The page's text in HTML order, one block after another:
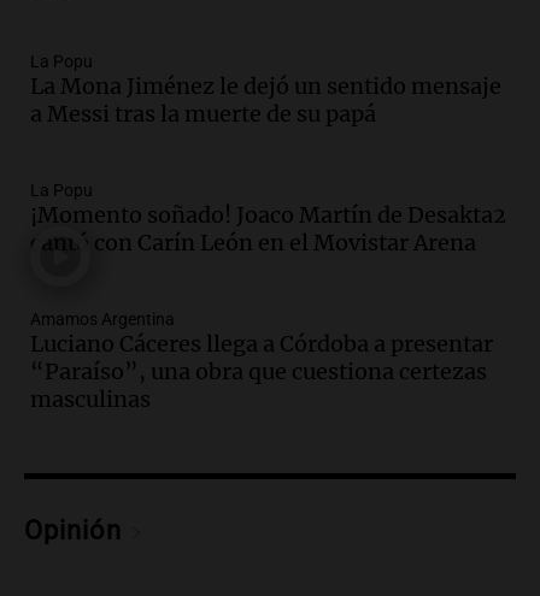
Una mañana para todos
Episodios
Audio.Una nutricionista derribó el mito
Una mañana para todos
Episodios
Una mañana para todos
Episodios
Audio.Mateo, a los 25 años, lucha
para poder seguir viviend
Episodios
La Popu
La Mona Jiménez le dejó un sentido mensaje
a Messi tras la muerte de su papá
La Popu
¡Momento soñado! Joaco Martín de Desakta2
cantó con Carín León en el Movistar Arena
Amamos Argentina
Luciano Cáceres llega a Córdoba a presentar
“Paraíso”, una obra que cuestiona certezas
masculinas
Opinión